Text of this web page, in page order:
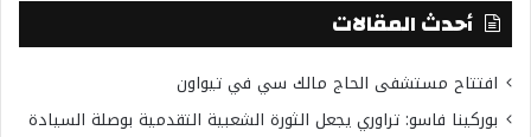
أحدث المقالات
افتتاح مستشفى الحاج مالك سي في تيواون
بوركينا فاسو: تراوري يجعل الثورة الشعبية التقدمية بوصلة السيادة